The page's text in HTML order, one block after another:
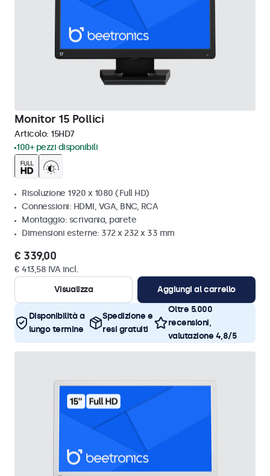
Monitor 15 Pollici
Articolo: 15HD7
100+ pezzi disponibili
Risoluzione 1920 x 1080 (Full HD)
Connessioni: HDMI, VGA, BNC, RCA
Montaggio: scrivania, parete
Dimensioni esterne: 372 x 232 x 33 mm
€ 339,00
€ 413,58 IVA incl.
Visualizza
Aggiungi al carrello
Disponibilità a
lungo termine
Spedizione e
resi gratuiti
Oltre 5.000
recensioni,
valutazione 4,8/5